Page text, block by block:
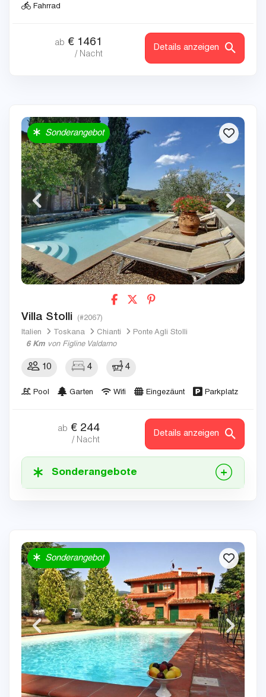
Fahrrad
ab € 1461
/ Nacht
Details anzeigen
Sonderangebot
Villa Stolli (#2067)
Italien Toskana Chianti
Ponte Agli Stolli
6 Km von Figline Valdarno
10 4 4
Pool Garten Wifi Eingezäunt Parkplatz
ab € 244
/ Nacht
Details anzeigen
Sonderangebote
Sonderangebot